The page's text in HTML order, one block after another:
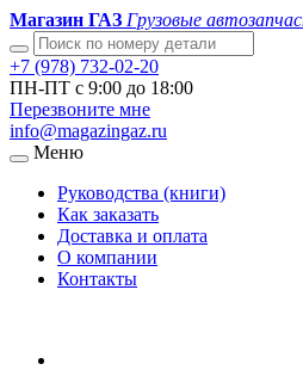
Магазин ГАЗ Грузовые
+7 (978) 732-02-20
ПН-ПТ с 9:00 до 18:00
Перезвоните мне
info@magazingaz.ru
Меню
Руководства (книги)
Как заказать
Доставка и оплата
О компании
Контакты